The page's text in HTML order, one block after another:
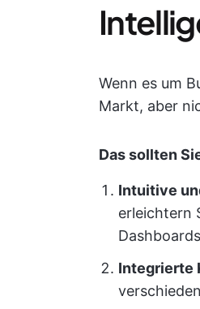
Wenn es um
Markt, aber
Das sollten
Intuitive
erleichtern
Integrierte